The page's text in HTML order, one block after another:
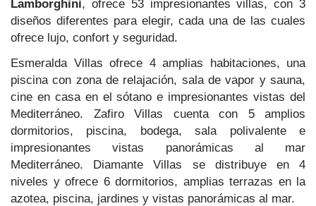
Lamborghini, ofrece 53 impresionantes villas, con 3
diseños diferentes para elegir, cada una de las cuales
ofrece lujo, confort y seguridad.
Esmeralda Villas ofrece 4 amplias habitaciones, una
piscina con zona de relajación, sala de vapor y sauna,
cine en casa en el sótano e impresionantes vistas del
Mediterráneo. Zafiro Villas cuenta con 5 amplios
dormitorios, piscina, bodega, sala polivalente e
impresionantes vistas panorámicas al mar
Mediterráneo. Diamante Villas se distribuye en 4
niveles y ofrece 6 dormitorios, amplias terrazas en la
azotea, piscina, jardines y vistas panorámicas al mar.